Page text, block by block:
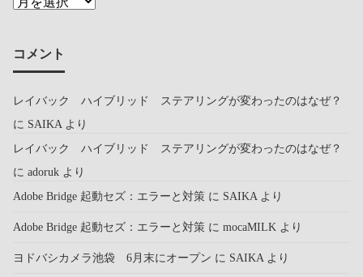
コメント
レイバック ハイブリッド ステアリングが変わったのはなぜ？
に SAIKA より
レイバック ハイブリッド ステアリングが変わったのはなぜ？
に adoruk より
Adobe Bridge 起動セズ：エラーと対策 に SAIKA より
Adobe Bridge 起動セズ：エラーと対策 に mocaMILK より
ヨドバシカメラ池袋 6月末にオープン に SAIKA より